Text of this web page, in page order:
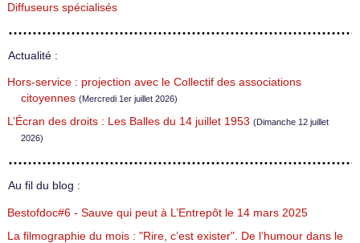
Diffuseurs spécialisés
Actualité :
Hors-service : projection avec le Collectif des associations
citoyennes (Mercredi 1er juillet 2026)
L’Écran des droits : Les Balles du 14 juillet 1953 (Dimanche 12 juillet
2026)
Au fil du blog :
Bestofdoc#6 - Sauve qui peut à L’Entrepôt le 14 mars 2025
La filmographie du mois : "Rire, c’est exister". De l’humour dans le